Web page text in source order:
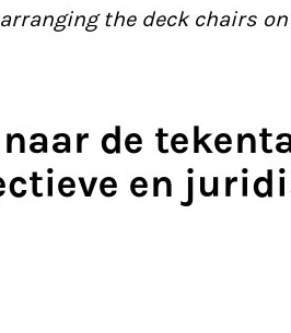
the deck chairs on
de
en